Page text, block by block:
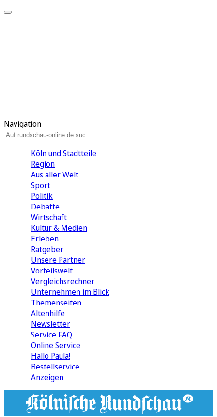
Navigation
Köln und Stadtteile
Region
Aus aller Welt
Sport
Politik
Debatte
Wirtschaft
Kultur & Medien
Erleben
Ratgeber
Unsere Partner
Vorteilswelt
Vergleichsrechner
Unternehmen im Blick
Themenseiten
Altenhilfe
Newsletter
Service FAQ
Online Service
Hallo Paula!
Bestellservice
Anzeigen